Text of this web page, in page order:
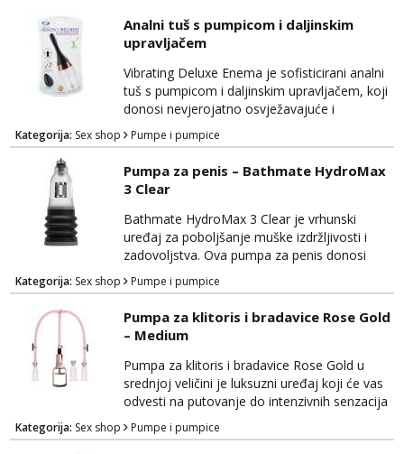
Analni tuš s pumpicom i daljinskim
upravljačem
Vibrating Deluxe Enema je sofisticirani analni
tuš s pumpicom i daljinskim upravljačem, koji
donosi nevjerojatno osvježavajuće i
stimulirajuće iskustvo. Ovaj uređaj kombinira
praktičnost s luksuzom kako bi vam pružio
sve što je potrebno za potpunu higijenu i
intenzivnu analnu stimulaciju. Izrađen je od
visokokvalitetnih materijala koji su sigurni za
tijelo, pružajući udobnost tijekom korištenja...
Kategorija: Sex shop Pumpe i pumpice
Pumpa za penis – Bathmate HydroMax
3 Clear
Bathmate HydroMax 3 Clear je vrhunski
uređaj za poboljšanje muške izdržljivosti i
zadovoljstva. Ova pumpa za penis donosi
naprednu tehnologiju kako bi vam pružila
maksimalne prednosti i povećanje veličine.
Izrađena je od visokokvalitetnih materijala
koji su sigurni za tijelo, pružajući vam
udobnost i sigurnost tijekom upotrebe. Klaran
dizajn Bathmate HydroMax 3 omogućava
vam da pratite svoj nap...
Kategorija: Sex shop Pumpe i pumpice
Pumpa za klitoris i bradavice Rose Gold
– Medium
Pumpa za klitoris i bradavice Rose Gold u
srednjoj veličini je luksuzni uređaj koji će vas
odvesti na putovanje do intenzivnih senzacija
i neopisivih trenutaka zadovoljstva. Ova
visokokvalitetna pumpa dizajnirana je kako bi
Kategorija: Sex shop Pumpe i pumpice